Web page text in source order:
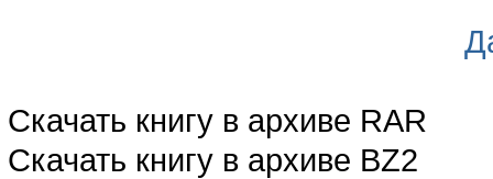
Скачать книгу в архиве RAR
Скачать книгу в архиве BZ2